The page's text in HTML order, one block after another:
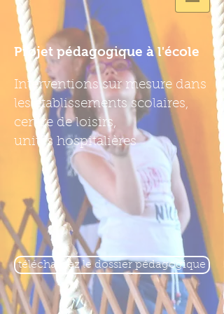
Projet pédagogique à l'école
Interventions sur mesure dans
les établissements scolaires,
centre de loisirs,
unités hospitalières
téléchargez le dossier pédagogique